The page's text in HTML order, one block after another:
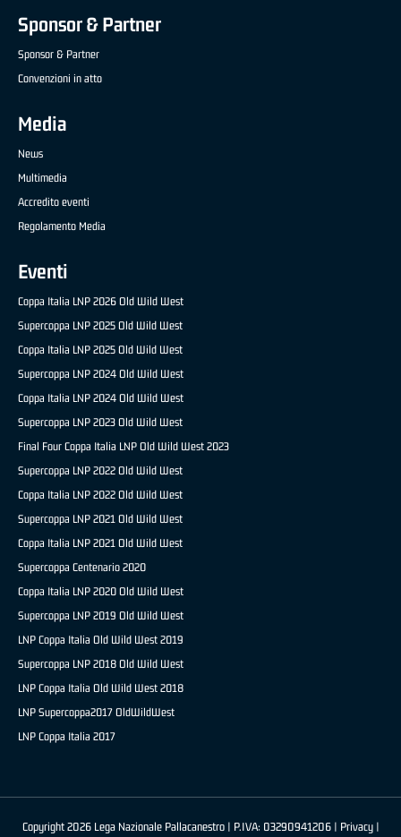
Sponsor & Partner
Sponsor & Partner
Convenzioni in atto
Media
News
Multimedia
Accredito eventi
Regolamento Media
Eventi
Coppa Italia LNP 2026 Old Wild West
Supercoppa LNP 2025 Old Wild West
Coppa Italia LNP 2025 Old Wild West
Supercoppa LNP 2024 Old Wild West
Coppa Italia LNP 2024 Old Wild West
Supercoppa LNP 2023 Old Wild West
Final Four Coppa Italia LNP Old Wild West 2023
Supercoppa LNP 2022 Old Wild West
Coppa Italia LNP 2022 Old Wild West
Supercoppa LNP 2021 Old Wild West
Coppa Italia LNP 2021 Old Wild West
Supercoppa Centenario 2020
Coppa Italia LNP 2020 Old Wild West
Supercoppa LNP 2019 Old Wild West
LNP Coppa Italia Old Wild West 2019
Supercoppa LNP 2018 Old Wild West
LNP Coppa Italia Old Wild West 2018
LNP Supercoppa2017 OldWildWest
LNP Coppa Italia 2017
Copyright 2026 Lega Nazionale Pallacanestro | P.IVA: 03290941206 | Privacy|